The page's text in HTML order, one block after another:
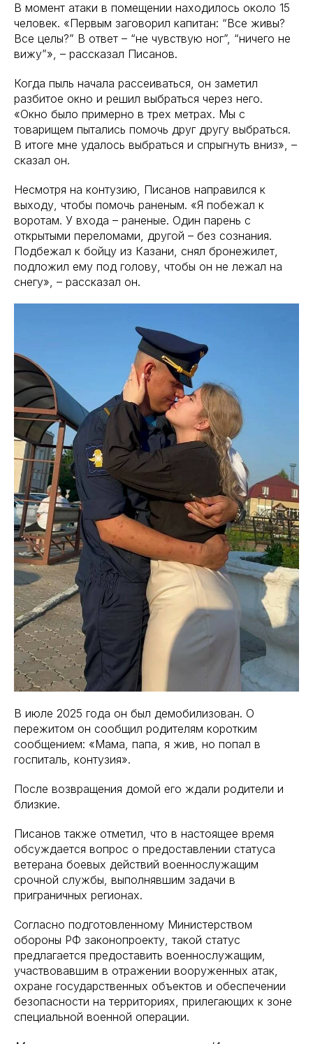
В момент атаки в помещении находилось около 15
человек. «Первым заговорил капитан: “Все живы?
Все целы?” В ответ – “не чувствую ног”, “ничего не
вижу”», – рассказал Писанов.
Когда пыль начала рассеиваться, он заметил
разбитое окно и решил выбраться через него.
«Окно было примерно в трех метрах. Мы с
товарищем пытались помочь друг другу выбраться.
В итоге мне удалось выбраться и спрыгнуть вниз», –
сказал он.
Несмотря на контузию, Писанов направился к
выходу, чтобы помочь раненым. «Я побежал к
воротам. У входа – раненые. Один парень с
открытыми переломами, другой – без сознания.
Подбежал к бойцу из Казани, снял бронежилет,
подложил ему под голову, чтобы он не лежал на
снегу», – рассказал он.
В июле 2025 года он был демобилизован. О
пережитом он сообщил родителям коротким
сообщением: «Мама, папа, я жив, но попал в
госпиталь, контузия».
После возвращения домой его ждали родители и
близкие.
Писанов также отметил, что в настоящее время
обсуждается вопрос о предоставлении статуса
ветерана боевых действий военнослужащим
срочной службы, выполнявшим задачи в
приграничных регионах.
Согласно подготовленному Министерством
обороны РФ законопроекту, такой статус
предлагается предоставить военнослужащим,
участвовавшим в отражении вооруженных атак,
охране государственных объектов и обеспечении
безопасности на территориях, прилегающих к зоне
специальной военной операции.